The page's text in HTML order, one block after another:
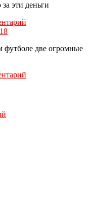
эти деньги
две огромные